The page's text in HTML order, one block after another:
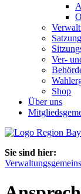
Ver-
Shop
Über uns
Sie sind hier: